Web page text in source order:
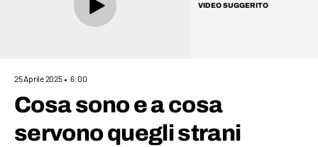
VIDEO SUGGERITO
25 Aprile 2025 6:00
Cosa sono e a cosa
servono quegli strani